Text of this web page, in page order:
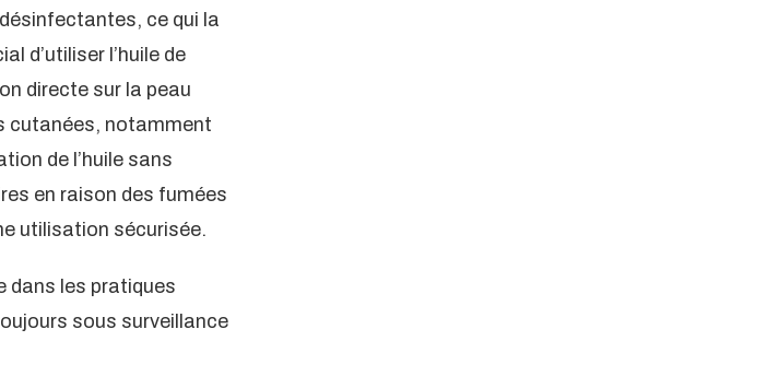
ce qui la
d’utiliser l’huile de
directe sur la peau
cutanées, notamment
de l’huile sans
en raison des fumées
utilisation sécurisée.
dans les pratiques
sous surveillance